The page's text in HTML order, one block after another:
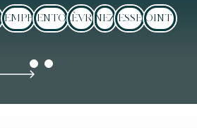
MENTONLÈVRENEZFESSESPOINT G